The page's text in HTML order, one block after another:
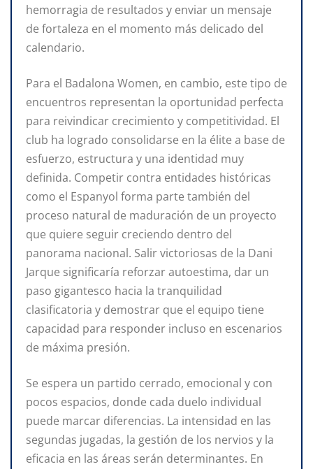
hemorragia de resultados y enviar un mensaje
de fortaleza en el momento más delicado del
calendario.
Para el Badalona Women, en cambio, este tipo de
encuentros representan la oportunidad perfecta
para reivindicar crecimiento y competitividad. El
club ha logrado consolidarse en la élite a base de
esfuerzo, estructura y una identidad muy
definida. Competir contra entidades históricas
como el Espanyol forma parte también del
proceso natural de maduración de un proyecto
que quiere seguir creciendo dentro del
panorama nacional. Salir victoriosas de la Dani
Jarque significaría reforzar autoestima, dar un
paso gigantesco hacia la tranquilidad
clasificatoria y demostrar que el equipo tiene
capacidad para responder incluso en escenarios
de máxima presión.
Se espera un partido cerrado, emocional y con
pocos espacios, donde cada duelo individual
puede marcar diferencias. La intensidad en las
segundas jugadas, la gestión de los nervios y la
eficacia en las áreas serán determinantes. En